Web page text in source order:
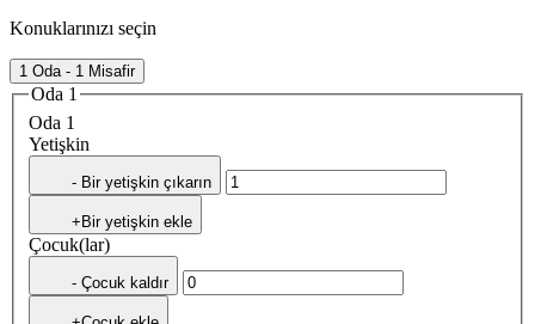
Konuklarınızı seçin
1 Oda - 1 Misafir
Oda 1
Oda 1
Yetişkin
- Bir yetişkin çıkarın
+Bir yetişkin ekle
Çocuk(lar)
- Çocuk kaldır